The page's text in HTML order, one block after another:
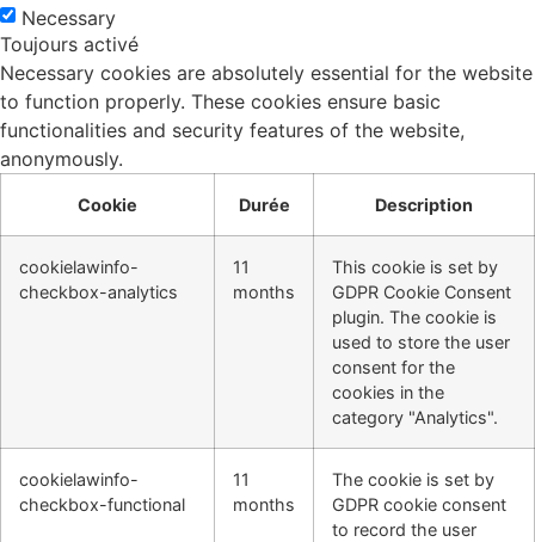
Necessary
Toujours activé
Necessary cookies are absolutely essential for the website
to function properly. These cookies ensure basic
functionalities and security features of the website,
anonymously.
Cookie Durée Description
cookielawinfo-
checkbox-analytics
11
months
This cookie is set by
GDPR Cookie Consent
plugin. The cookie is
used to store the user
consent for the
cookies in the
category "Analytics".
cookielawinfo-
checkbox-functional
11
months
The cookie is set by
GDPR cookie consent
to record the user